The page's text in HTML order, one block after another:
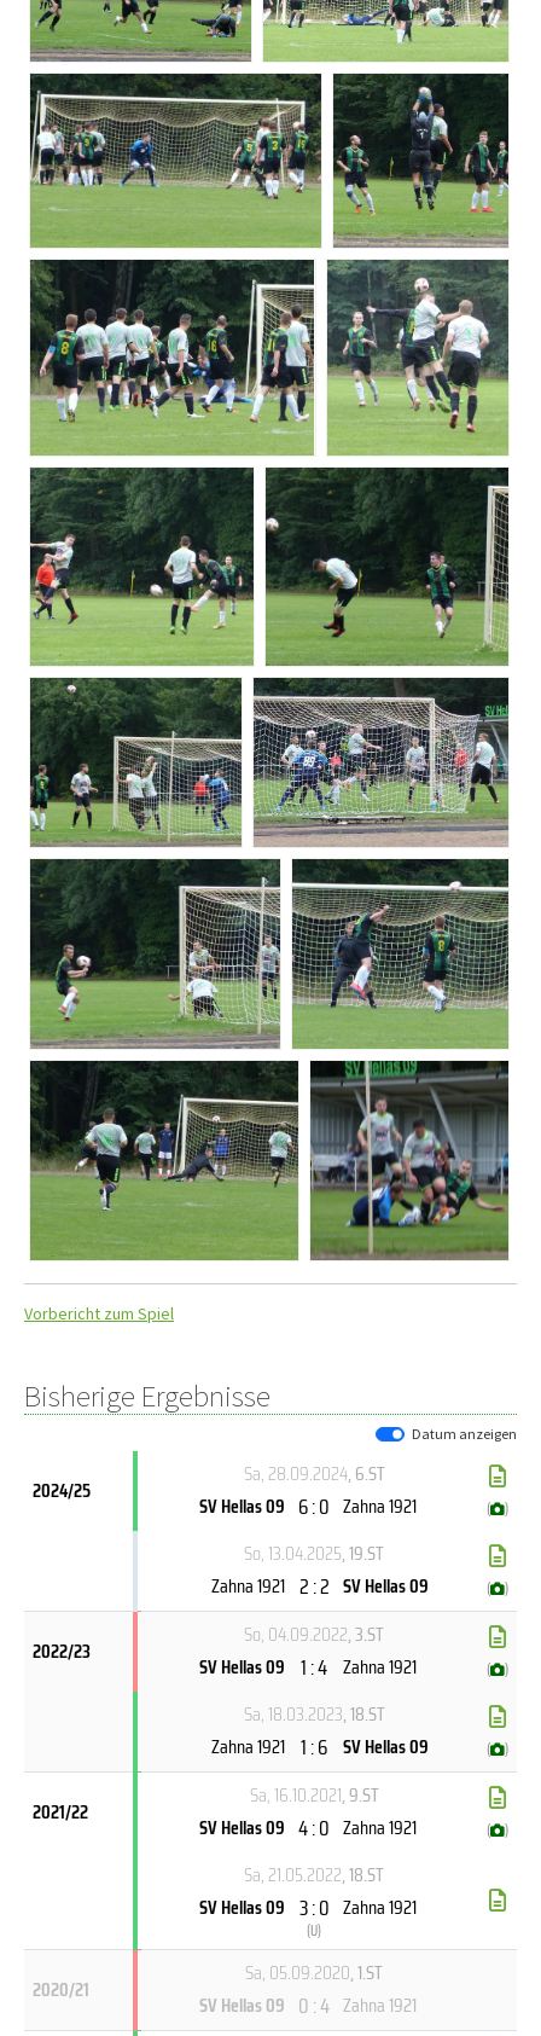
Vorbericht zum Spiel
Bisherige Ergebnisse
Datum anzeigen
2024/25
Sa, 28.09.2024, 6.ST
SV Hellas 09 6 : 0 Zahna 1921 ( )
So, 13.04.2025, 19.ST
Zahna 1921 2 : 2 SV Hellas 09 ( )
2022/23
So, 04.09.2022, 3.ST
SV Hellas 09 1 : 4 Zahna 1921 ( )
Sa, 18.03.2023, 18.ST
Zahna 1921 1 : 6 SV Hellas 09 ( )
2021/22
Sa, 16.10.2021, 9.ST
SV Hellas 09 4 : 0 Zahna 1921 ( )
Sa, 21.05.2022, 18.ST
SV Hellas 09 3 : 0
(U)
Zahna 1921
2020/21
Sa, 05.09.2020, 1.ST
SV Hellas 09 0 : 4 Zahna 1921